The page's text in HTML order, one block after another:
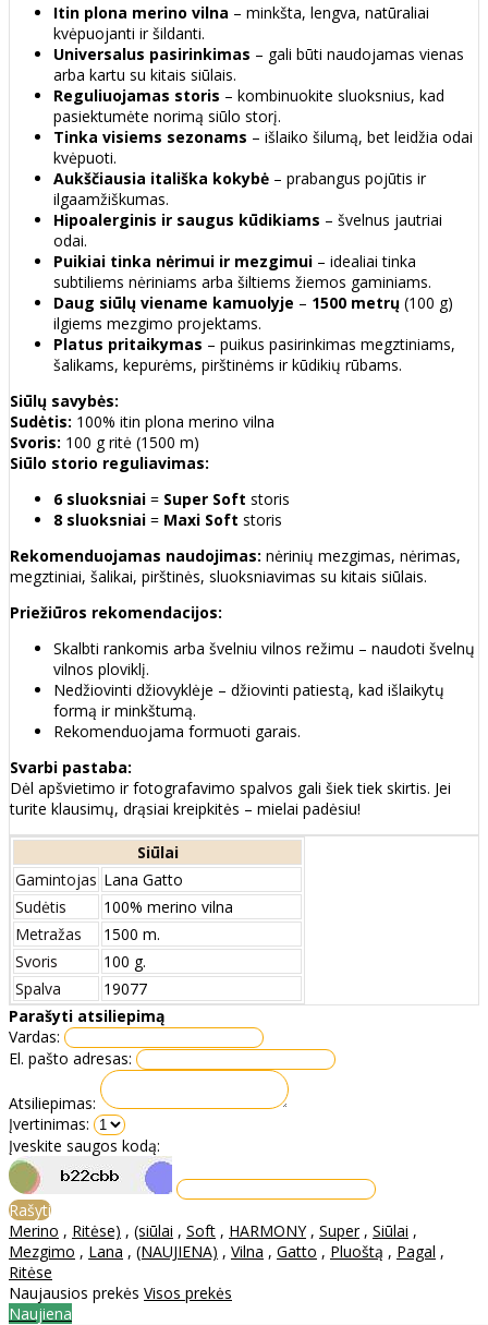
Itin plona merino vilna – minkšta, lengva, natūraliai
kvėpuojanti ir šildanti.
Universalus pasirinkimas – gali būti naudojamas vienas
arba kartu su kitais siūlais.
Reguliuojamas storis – kombinuokite sluoksnius, kad
pasiektumėte norimą siūlo storį.
Tinka visiems sezonams – išlaiko šilumą, bet leidžia odai
kvėpuoti.
Aukščiausia itališka kokybė – prabangus pojūtis ir
ilgaamžiškumas.
Hipoalerginis ir saugus kūdikiams – švelnus jautriai
odai.
Puikiai tinka nėrimui ir mezgimui – idealiai tinka
subtiliems nėriniams arba šiltiems žiemos gaminiams.
Daug siūlų viename kamuolyje – 1500 metrų (100 g)
ilgiems mezgimo projektams.
Platus pritaikymas – puikus pasirinkimas megztiniams,
šalikams, kepurėms, pirštinėms ir kūdikių rūbams.
Siūlų savybės:
Sudėtis: 100% itin plona merino vilna
Svoris: 100 g ritė (1500 m)
Siūlo storio reguliavimas:
6 sluoksniai = Super Soft storis
8 sluoksniai = Maxi Soft storis
Rekomenduojamas naudojimas: nėrinių mezgimas, nėrimas,
megztiniai, šalikai, pirštinės, sluoksniavimas su kitais siūlais.
Priežiūros rekomendacijos:
Skalbti rankomis arba švelniu vilnos režimu – naudoti švelnų
vilnos ploviklį.
Nedžiovinti džiovyklėje – džiovinti patiestą, kad išlaikytų
formą ir minkštumą.
Rekomenduojama formuoti garais.
Svarbi pastaba:
Dėl apšvietimo ir fotografavimo spalvos gali šiek tiek skirtis. Jei
turite klausimų, drąsiai kreipkitės – mielai padėsiu!
Siūlai
Gamintojas Lana Gatto
Sudėtis
100% merino vilna
Metražas
1500 m.
Svoris
100 g.
Spalva
19077
Parašyti atsiliepimą
Vardas:
El. pašto adresas:
Atsiliepimas:
Įvertinimas:
Įveskite saugos kodą:
Rašyti
Merino , Ritėse) , (siūlai , Soft , HARMONY, Super, Siūlai ,
Mezgimo , Lana , (NAUJIENA) , Vilna , Gatto , Pluoštą , Pagal ,
Ritėse
Naujausios prekės Visos prekės
Naujiena